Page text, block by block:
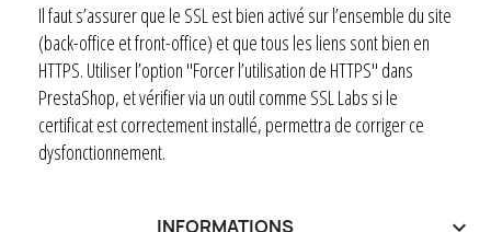
Il faut s’assurer que le SSL est bien activé sur l’ensemble du site
(back-office et front-office) et que tous les liens sont bien en
HTTPS. Utiliser l’option "Forcer l’utilisation de HTTPS" dans
PrestaShop, et vérifier via un outil comme SSL Labs si le
certificat est correctement installé, permettra de corriger ce
dysfonctionnement.
INFORMATIONS